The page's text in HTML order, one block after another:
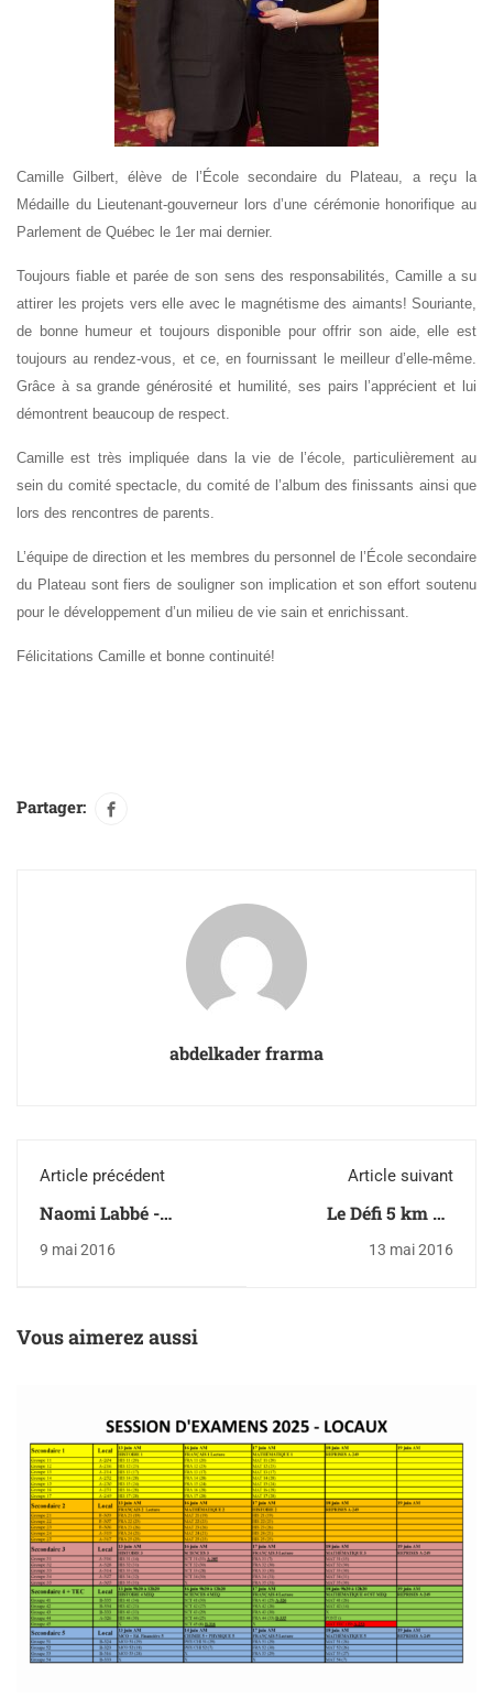
Camille Gilbert, élève de l’École secondaire du Plateau, a reçu la
Médaille du Lieutenant-gouverneur lors d’une cérémonie honorifique au
Parlement de Québec le 1er mai dernier.
Toujours fiable et parée de son sens des responsabilités, Camille a su
attirer les projets vers elle avec le magnétisme des aimants! Souriante,
de bonne humeur et toujours disponible pour offrir son aide, elle est
toujours au rendez-vous, et ce, en fournissant le meilleur d’elle-même.
Grâce à sa grande générosité et humilité, ses pairs l’apprécient et lui
démontrent beaucoup de respect.
Camille est très impliquée dans la vie de l’école, particulièrement au
sein du comité spectacle, du comité de l’album des finissants ainsi que
lors des rencontres de parents.
L’équipe de direction et les membres du personnel de l’École secondaire
du Plateau sont fiers de souligner son implication et son effort soutenu
pour le développement d’un milieu de vie sain et enrichissant.
Félicitations Camille et bonne continuité!
Partager:
abdelkader frarma
Article précédent
Naomi Labbé -
semaine Forces
9 mai 2016
Article suivant
Le Défi 5 km du
13 mai 2016
Vous aimerez aussi